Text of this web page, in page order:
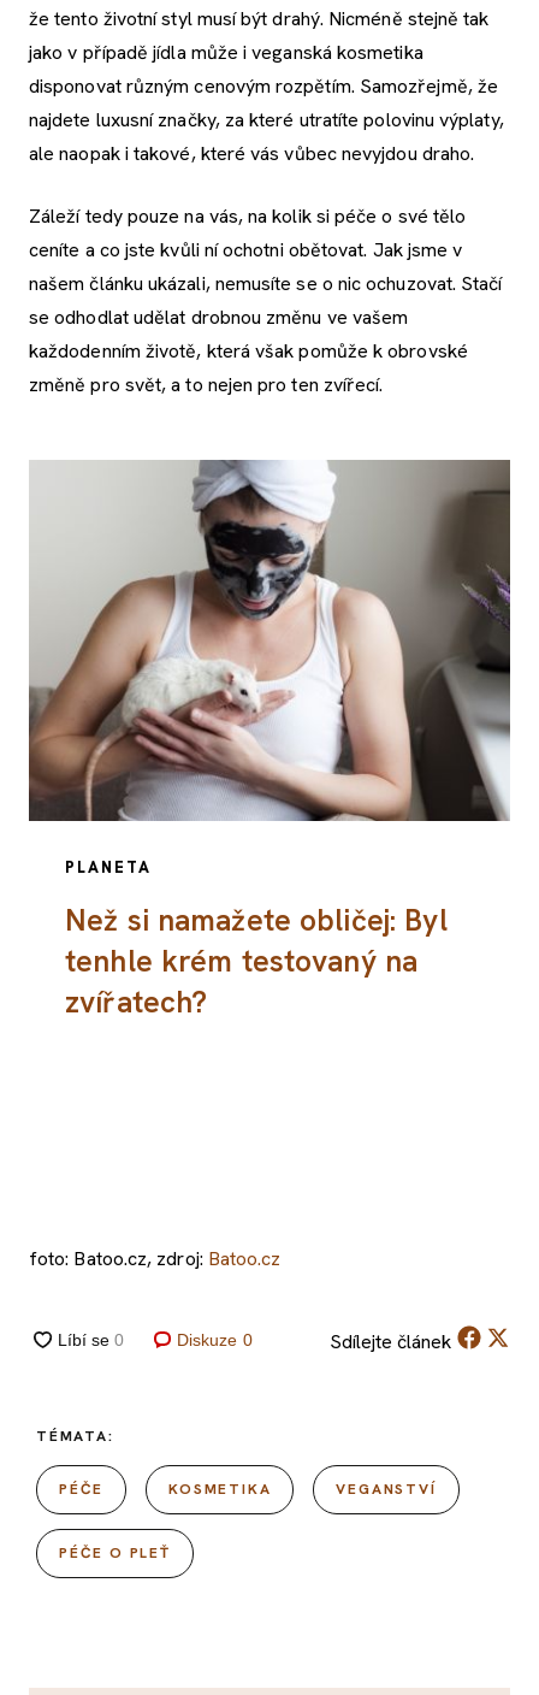
že tento životní styl musí být drahý. Nicméně stejně tak
jako v případě jídla může i veganská kosmetika
disponovat různým cenovým rozpětím. Samozřejmě, že
najdete luxusní značky, za které utratíte polovinu výplaty,
ale naopak i takové, které vás vůbec nevyjdou draho.
Záleží tedy pouze na vás, na kolik si péče o své tělo
ceníte a co jste kvůli ní ochotni obětovat. Jak jsme v
našem článku ukázali, nemusíte se o nic ochuzovat. Stačí
se odhodlat udělat drobnou změnu ve vašem
každodenním životě, která však pomůže k obrovské
změně pro svět, a to nejen pro ten zvířecí.
PLANETA
Než si namažete obličej: Byl
tenhle krém testovaný na
zvířatech?
foto: Batoo.cz, zdroj: Batoo.cz
Diskuze 0 Sdílejte článek
TÉMATA:
PÉČE KOSMETIKA VEGANSTVÍ
PÉČE O PLEŤ